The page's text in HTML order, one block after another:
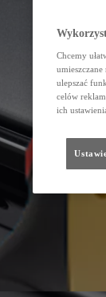
Chcemy
ulepszać
celów
ich